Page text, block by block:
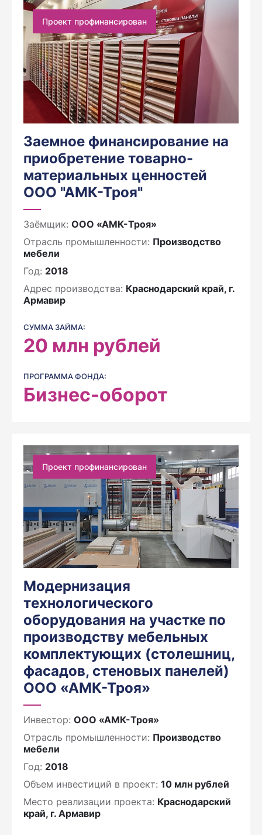
Проект профинансирован
Заемное финансирование на
приобретение товарно-
материальных ценностей
ООО "АМК-Троя"
Заёмщик: ООО «АМК-Троя»
Отрасль промышленности: Производство
мебели
Год: 2018
Адрес производства: Краснодарский край, г.
Армавир
СУММА ЗАЙМА:
20 млн рублей
ПРОГРАММА ФОНДА:
Бизнес-оборот
Проект профинансирован
Модернизация
технологического
оборудования на участке по
производству мебельных
комплектующих (столешниц,
фасадов, стеновых панелей)
ООО «АМК-Троя»
Инвестор: ООО «АМК-Троя»
Отрасль промышленности: Производство
мебели
Год: 2018
Объем инвестиций в проект: 10 млн рублей
Место реализации проекта: Краснодарский
край, г. Армавир